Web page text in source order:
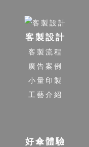
客製設計
客製流程
廣告案例
小量印製
工藝介紹
好傘體驗